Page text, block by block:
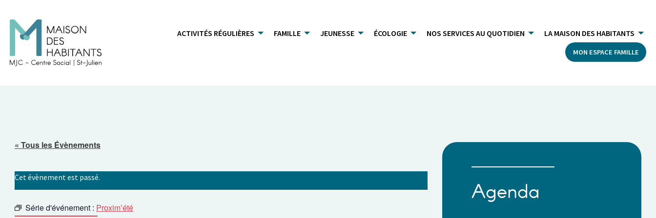
ACTIVITÉS RÉGULIÈRES FAMILLE JEUNESSE ÉCOLOGIE NOS SERVICES AU QUOTIDIEN LA MAISON DES HABITANTS
MON ESPACE FAMILLE
« Tous les Évènements
Cet évènement est passé.
Série d'événement : Proxim’été
Agenda